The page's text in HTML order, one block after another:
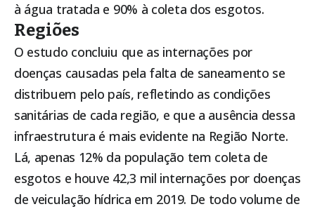
à água tratada e 90% à coleta dos esgotos.
Regiões
O estudo concluiu que as internações por
doenças causadas pela falta de saneamento se
distribuem pelo país, refletindo as condições
sanitárias de cada região, e que a ausência dessa
infraestrutura é mais evidente na Região Norte.
Lá, apenas 12% da população tem coleta de
esgotos e houve 42,3 mil internações por doenças
de veiculação hídrica em 2019. De todo volume de